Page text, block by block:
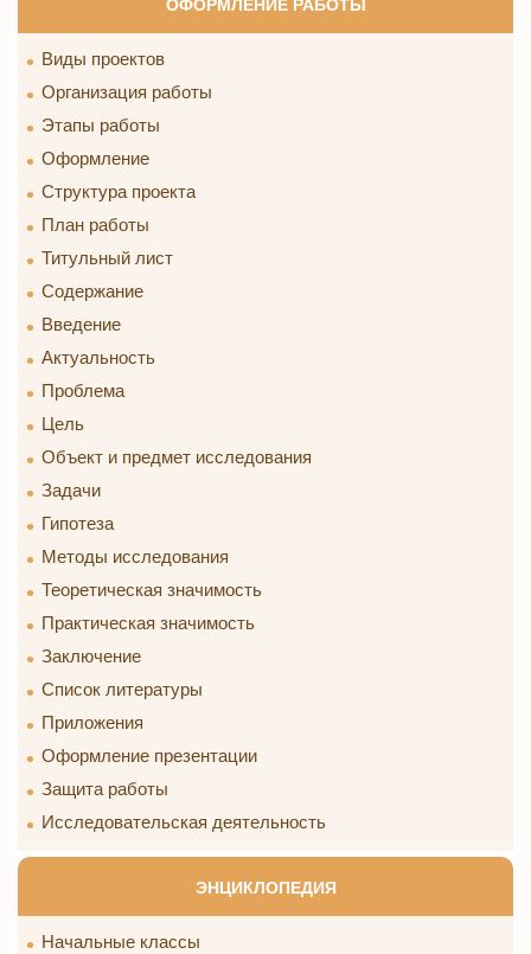
ОФОРМЛЕНИЕ РАБОТЫ
Виды проектов
Организация работы
Этапы работы
Оформление
Структура проекта
План работы
Титульный лист
Содержание
Введение
Актуальность
Проблема
Цель
Объект и предмет исследования
Задачи
Гипотеза
Методы исследования
Теоретическая значимость
Практическая значимость
Заключение
Список литературы
Приложения
Оформление презентации
Защита работы
Исследовательская деятельность
ЭНЦИКЛОПЕДИЯ
Начальные классы